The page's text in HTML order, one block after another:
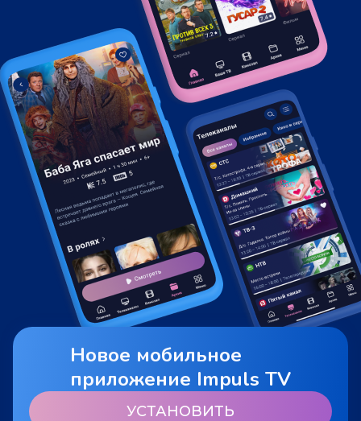
Новое мобильное
приложение Impuls TV
УСТАНОВИТЬ